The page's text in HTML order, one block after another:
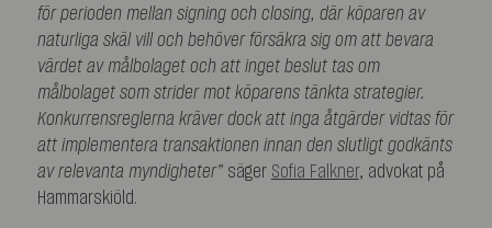
för perioden mellan signing och closing, där köparen av
naturliga skäl vill och behöver försäkra sig om att bevara
värdet av målbolaget och att inget beslut tas om
målbolaget som strider mot köparens tänkta strategier.
Konkurrensreglerna kräver dock att inga åtgärder vidtas för
att implementera transaktionen innan den slutligt godkänts
av relevanta myndigheter” säger Sofia Falkner, advokat på
Hammarskiöld.